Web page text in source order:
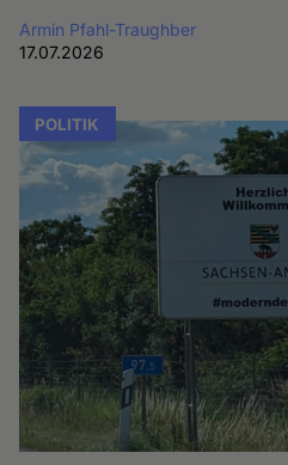
Armin Pfahl-Traughber
17.07.2026
POLITIK